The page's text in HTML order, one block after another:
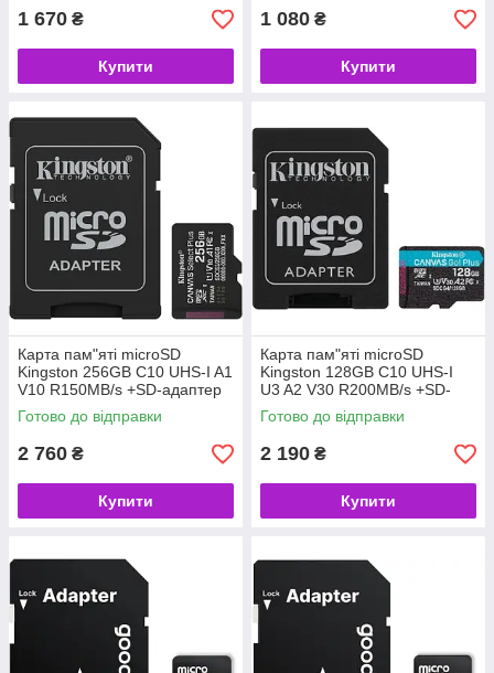
1 670 ₴
Купити
1 080 ₴
Купити
Карта пам"яті microSD
Kingston 256GB C10 UHS-I A1
V10 R150MB/s +SD-адаптер
(SDCS3/256GB) (код 152461)
Готово до відправки
2 760 ₴
Купити
Карта пам"яті microSD
Kingston 128GB C10 UHS-I
U3 A2 V30 R200MB/s +SD-
адаптер (SDCG4/128GB) (код
152459)
Готово до відправки
2 190 ₴
Купити